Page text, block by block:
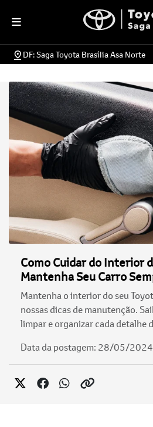
DF: Saga Toyota Brasília Asa Norte
Como Cuidar do Interior
Mantenha Seu Carro
Mantenha o interior do seu
nossas dicas de manutenção.
limpar e organizar cada detalhe
Data da postagem: 28/05/2024